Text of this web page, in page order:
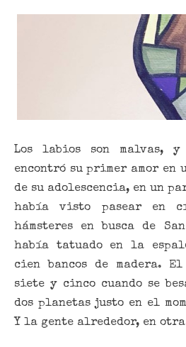
Los labios son malvas,
encontró su primer amor en
de su adolescencia, en un
había visto pasear en
hámsteres en busca de
había tatuado en la
cien bancos de madera.
siete y cinco cuando se
dos planetas justo en el
Y la gente alrededor, en